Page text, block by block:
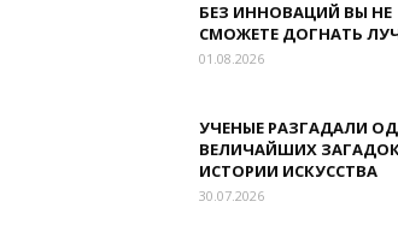
БЕЗ ИННОВАЦИЙ ВЫ НЕ
СМОЖЕТЕ ДОГНАТЬ
01.08.2026
УЧЕНЫЕ РАЗГАДАЛИ
ВЕЛИЧАЙШИХ
ИСТОРИИ ИСКУССТВА
30.07.2026